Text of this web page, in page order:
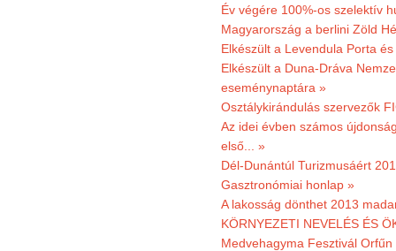
Év végére 100%-os szelektív
Magyarország a berlini Zöld
Elkészült a Levendula Porta
Elkészült a Duna-Dráva
eseménynaptára »
Osztálykirándulás szervezők
Az idei évben számos
első... »
Dél-Dunántúl Turizmusáért
Gasztronómiai honlap »
A lakosság dönthet 2013
KÖRNYEZETI NEVELÉS ÉS
Medvehagyma Fesztivál